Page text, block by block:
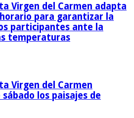
Virgen del Carmen adapta
para garantizar la
participantes ante la
temperaturas
Virgen del Carmen
los paisajes de